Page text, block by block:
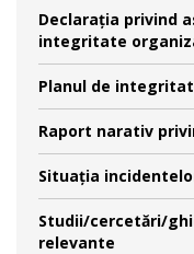
Declaraţia privind
integritate
Planul de
Raport narativ
Situația
Studii/cercetări/
relevante